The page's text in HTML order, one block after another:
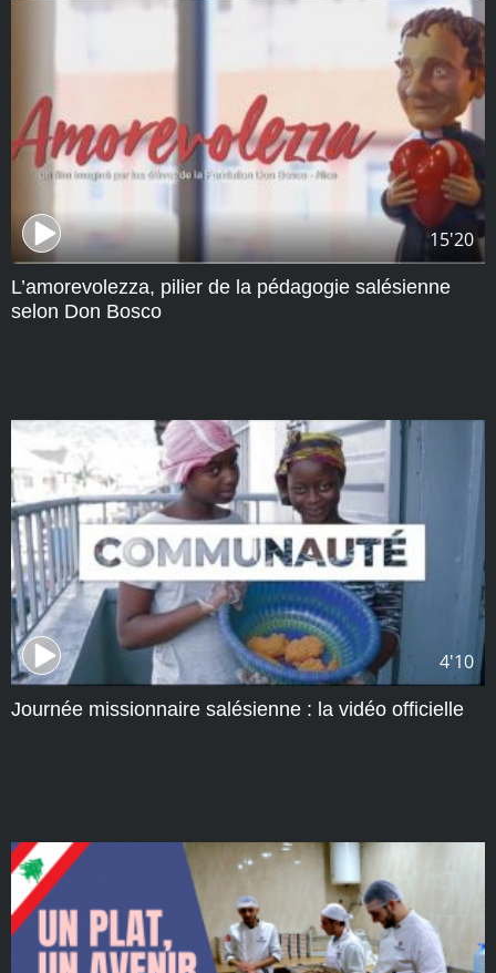
15'20
L’amorevolezza, pilier de la pédagogie salésienne
selon Don Bosco
4'10
Journée missionnaire salésienne : la vidéo officielle